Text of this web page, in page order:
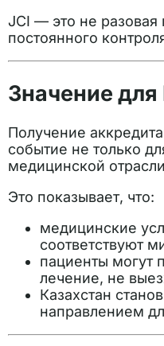
JCI — это не разовая
постоянного
Значение для
Получение
событие не только
медицинской
Это показывает, что:
медицинские
соответствуют
пациенты могут
лечение, не
Казахстан
направлением